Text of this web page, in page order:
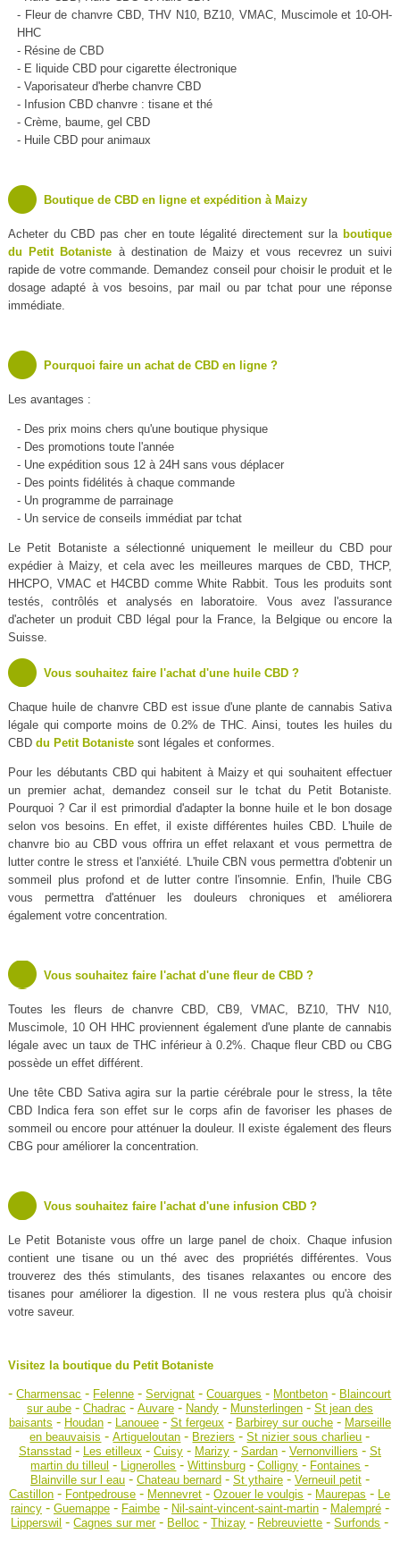
- Fleur de chanvre CBD, THV N10, BZ10, VMAC, Muscimole et 10-OH-
HHC
- Résine de CBD
- E liquide CBD pour cigarette électronique
- Vaporisateur d'herbe chanvre CBD
- Infusion CBD chanvre : tisane et thé
- Crème, baume, gel CBD
- Huile CBD pour animaux
Boutique de CBD en ligne et expédition à Maizy
Acheter du CBD pas cher en toute légalité directement sur la boutique
du Petit Botaniste à destination de Maizy et vous recevrez un suivi
rapide de votre commande. Demandez conseil pour choisir le produit et le
dosage adapté à vos besoins, par mail ou par tchat pour une réponse
immédiate.
Pourquoi faire un achat de CBD en ligne ?
Les avantages :
- Des prix moins chers qu'une boutique physique
- Des promotions toute l'année
- Une expédition sous 12 à 24H sans vous déplacer
- Des points fidélités à chaque commande
- Un programme de parrainage
- Un service de conseils immédiat par tchat
Le Petit Botaniste a sélectionné uniquement le meilleur du CBD pour
expédier à Maizy, et cela avec les meilleures marques de CBD, THCP,
HHCPO, VMAC et H4CBD comme White Rabbit. Tous les produits sont
testés, contrôlés et analysés en laboratoire. Vous avez l'assurance
d'acheter un produit CBD légal pour la France, la Belgique ou encore la
Suisse.
Vous souhaitez faire l'achat d'une huile CBD ?
Chaque huile de chanvre CBD est issue d'une plante de cannabis Sativa
légale qui comporte moins de 0.2% de THC. Ainsi, toutes les huiles du
CBD du Petit Botanistesont légales et conformes.
Pour les débutants CBD qui habitent à Maizy et qui souhaitent effectuer
un premier achat, demandez conseil sur le tchat du Petit Botaniste.
Pourquoi ? Car il est primordial d'adapter la bonne huile et le bon dosage
selon vos besoins. En effet, il existe différentes huiles CBD. L'huile de
chanvre bio au CBD vous offrira un effet relaxant et vous permettra de
lutter contre le stress et l'anxiété. L'huile CBN vous permettra d'obtenir un
sommeil plus profond et de lutter contre l'insomnie. Enfin, l'huile CBG
vous permettra d'atténuer les douleurs chroniques et améliorera
également votre concentration.
Vous souhaitez faire l'achat d'une fleur de CBD ?
Toutes les fleurs de chanvre CBD, CB9, VMAC, BZ10, THV N10,
Muscimole, 10 OH HHC proviennent également d'une plante de cannabis
légale avec un taux de THC inférieur à 0.2%. Chaque fleur CBD ou CBG
possède un effet différent.
Une tête CBD Sativa agira sur la partie cérébrale pour le stress, la tête
CBD Indica fera son effet sur le corps afin de favoriser les phases de
sommeil ou encore pour atténuer la douleur. Il existe également des fleurs
CBG pour améliorer la concentration.
Vous souhaitez faire l'achat d'une infusion CBD ?
Le Petit Botaniste vous offre un large panel de choix. Chaque infusion
contient une tisane ou un thé avec des propriétés différentes. Vous
trouverez des thés stimulants, des tisanes relaxantes ou encore des
tisanes pour améliorer la digestion. Il ne vous restera plus qu'à choisir
votre saveur.
Visitez la boutique du Petit Botaniste
-Charmensac - Felenne -Servignat -Couargues - Montbeton - Blaincourt
sur aube- Chadrac - Auvare- Nandy- Munsterlingen- St jean des
baisants - Houdan- Lanouee- St fergeux - Barbirey sur ouche- Marseille
en beauvaisis -Artigueloutan - Breziers -St nizier sous charlieu -
Stansstad- Les etilleux - Cuisy- Marizy- Sardan- Vernonvilliers - St
martin du tilleul - Lignerolles -Wittinsburg -Colligny - Fontaines -
Blainville sur l eau- Chateau bernard- St ythaire- Verneuil petit-
Castillon - Fontpedrouse - Mennevret -Ozouer le voulgis - Maurepas - Le
raincy- Guemappe- Faimbe- Nil-saint-vincent-saint-martin- Malempré-
Lipperswil -Cagnes sur mer- Belloc -Thizay - Rebreuviette -Surfonds -